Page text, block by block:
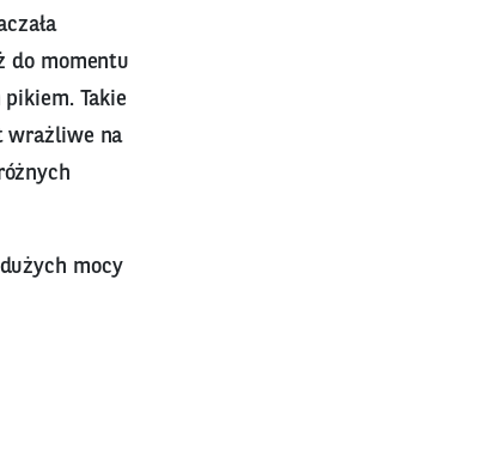
do momentu
Takie
wrażliwe na
mocy